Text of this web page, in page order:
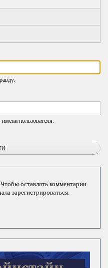
пользователя.
оставлять комментарии
зарегистрироваться.